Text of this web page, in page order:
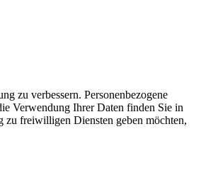
zu verbessern. Personenbezogene
Verwendung Ihrer Daten finden Sie in
zu freiwilligen Diensten geben möchten,